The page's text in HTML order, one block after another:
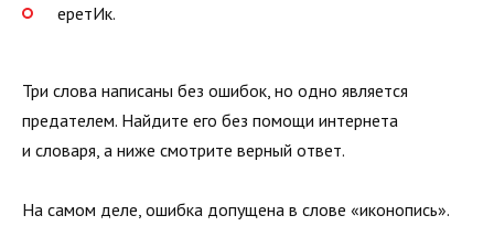
еретИк.
Три слова написаны без ошибок, но одно является
предателем. Найдите его без помощи интернета
и словаря, а ниже смотрите верный ответ.
На самом деле, ошибка допущена в слове «иконопись».